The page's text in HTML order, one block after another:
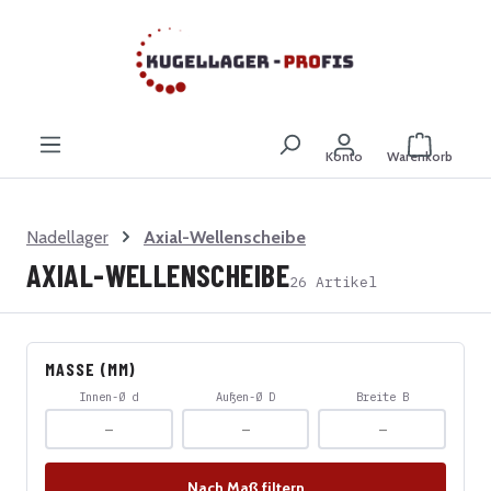
Zum Hauptinhalt springen
Konto Warenkorb
Nadellager Axial-Wellenscheibe
AXIAL-WELLENSCHEIBE26 Artikel
MASSE (MM)
Innen-Ø d Außen-Ø D Breite B